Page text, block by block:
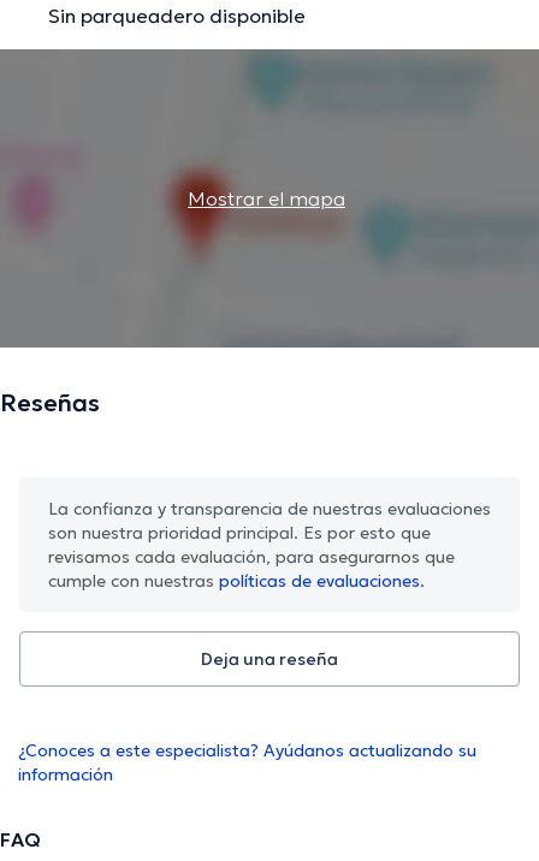
Sin parqueadero disponible
Mostrar el mapa
Reseñas
La confianza y transparencia de nuestras evaluaciones
son nuestra prioridad principal. Es por esto que
revisamos cada evaluación, para asegurarnos que
cumple con nuestras políticas de evaluaciones.
Deja una reseña
¿Conoces a este especialista? Ayúdanos actualizando su
información
FAQ